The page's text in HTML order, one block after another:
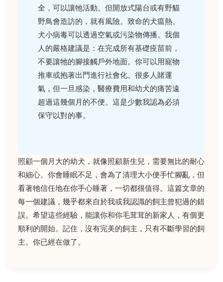
全，可以讓牠活動。但開放式陽台或有野貓
野鳥會造訪的，就有風險。致命的犬瘟熱、
犬小病毒可以透過空氣或污染物傳播。我個
人的嚴格建議是：在完成所有基礎疫苗前，
不要讓牠的腳接觸戶外地面。你可以用寵物
推車或抱著出門進行社會化。很多人賭運
氣，但一旦感染，醫療費用和幼犬的痛苦遠
超過這幾個月的不便。這是少數我認為必須
保守以對的事。
照顧一個月大的幼犬，就像照顧新生兒，需要無比的耐心
和細心。你會睡眠不足，會為了清理大小便手忙腳亂，但
看著牠信任地在你手心睡著，一切都很值得。這篇文章的
每一個建議，幾乎都來自於我或我認識的飼主曾犯過的錯
誤。希望這些經驗，能讓你和你毛茸茸的新家人，有個更
順利的開始。記住，沒有完美的飼主，只有不斷學習的飼
主。你已經在做了。